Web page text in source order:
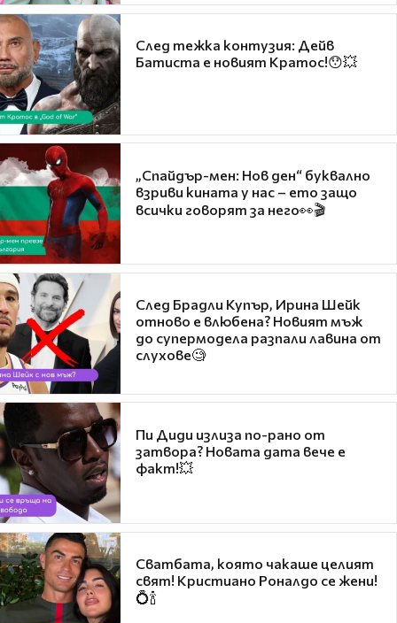
След тежка контузия: Дейв
Батиста е новият Кратос!😯💥
„Спайдър-мен: Нов ден“ буквално
взриви кината у нас – ето защо
всички говорят за него👀🎬
След Брадли Купър, Ирина Шейк
отново е влюбена? Новият мъж
до супермодела разпали лавина от
слухове🧐
Пи Диди излиза по-рано от
затвора? Новата дата вече е
факт!💥
Сватбата, която чакаше целият
свят! Кристиано Роналдо се жени!
💍🍾